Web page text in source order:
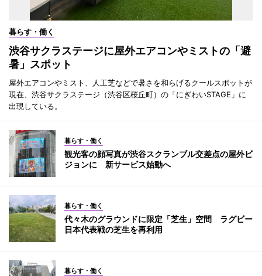
暮らす・働く
渋谷サクラステージに屋外エアコンやミストの「避
暑」スポット
屋外エアコンやミスト、人工芝などで暑さを和らげるクールスポットが
現在、渋谷サクラステージ（渋谷区桜丘町）の「にぎわいSTAGE」に
出現している。
暮らす・働く
観光客の顔写真が渋谷スクランブル交差点の屋外ビ
ジョンに 新サービス始動へ
暮らす・働く
代々木のグラウンドに限定「芝生」空間 ラグビー
日本代表戦の芝生を再利用
暮らす・働く